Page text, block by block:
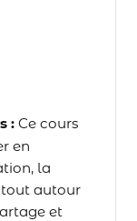
:Ce cours
en
la
tout autour
et